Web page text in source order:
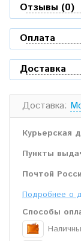
Отзывы (0)
Оплата
Доставка
Доставка:
Курьерская
Пункты
Почтой
Подробнее о
Способы